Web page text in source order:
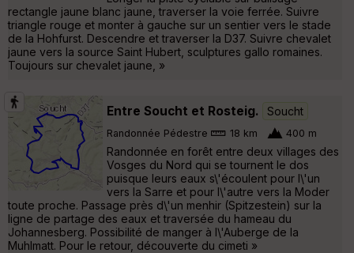
rectangle jaune blanc jaune, traverser la voie ferrée. Suivre
triangle rouge et monter à gauche sur un sentier vers le stade
de la Hohfurst. Descendre et traverser la D37. Suivre chevalet
jaune vers la source Saint Hubert, sculptures gallo romaines.
Toujours sur chevalet jaune, »
Entre Soucht et Rosteig. Soucht
Randonnée Pédestre 18 km 400 m
Randonnée en forêt entre deux villages des
Vosges du Nord qui se tournent le dos
puisque leurs eaux s\'écoulent pour l\'un
vers la Sarre et pour l\'autre vers la Moder
toute proche. Passage près d\'un menhir (Spitzestein) sur la
ligne de partage des eaux et traversée du hameau du
Johannesberg. Possibilité de manger à l\'Auberge de la
Muhlmatt. Pour le retour, découverte du cimeti »